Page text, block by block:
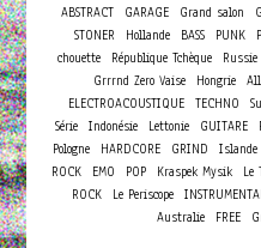
ABSTRACT
GARAGE Grand salon
STONER
Hollande BASS PUNK
chouette
République Tchèque Russie
Grrrnd Zero Vaise
Hongrie
ELECTROACOUSTIQUE TECHNO
Série
Indonésie Lettonie GUITARE
Pologne HARDCORE GRIND Islande
ROCK
EMO POP Kraspek Mysik Le
ROCK
Le Periscope
Australie
FREE